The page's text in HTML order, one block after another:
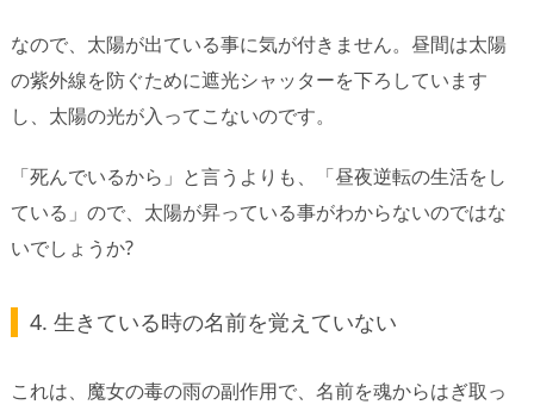
なので、太陽が出ている事に気が付きません。昼間は太陽
の紫外線を防ぐために遮光シャッターを下ろしています
し、太陽の光が入ってこないのです。
「死んでいるから」と言うよりも、「昼夜逆転の生活をし
ている」ので、太陽が昇っている事がわからないのではな
いでしょうか?
4. 生きている時の名前を覚えていない
これは、魔女の毒の雨の副作用で、名前を魂からはぎ取っ